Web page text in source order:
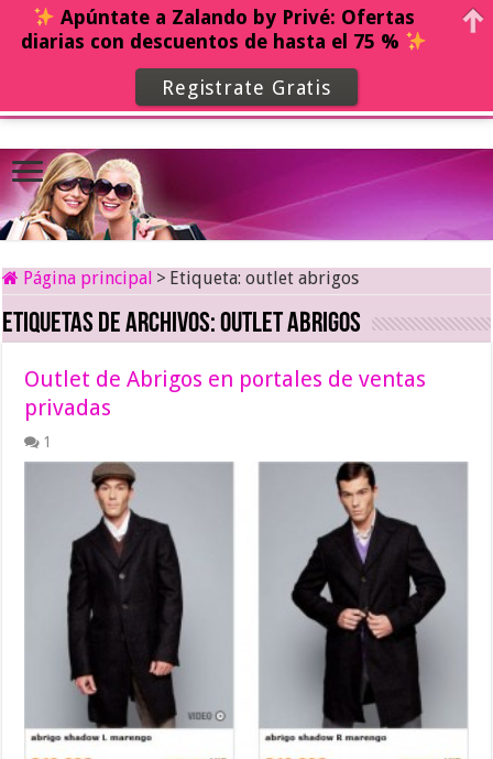
Página principal > Etiqueta:outlet abrigos
Etiquetas de archivos:outlet abrigos
Outlet de Abrigos en portales de ventas
privadas
1
Apúntate a Zalando by Privé: Ofertas
diarias con descuentos de hasta el 75 %
Registrate Gratis